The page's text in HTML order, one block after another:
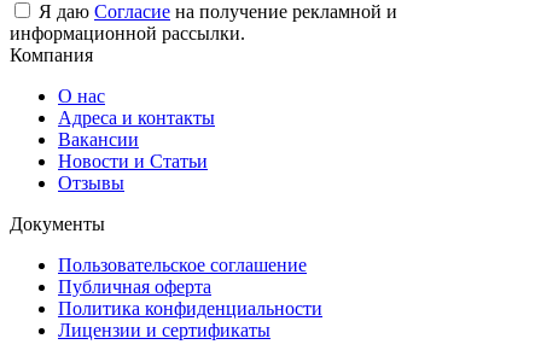
Я даю Согласие на получение рекламной и
информационной рассылки.
Компания
О нас
Адреса и контакты
Вакансии
Новости и Статьи
Отзывы
Документы
Пользовательское соглашение
Публичная оферта
Политика конфиденциальности
Лицензии и сертификаты